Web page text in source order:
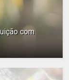
com